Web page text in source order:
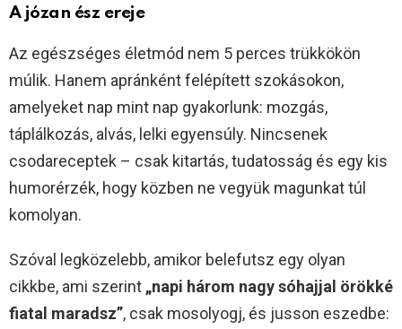
A józan ész ereje
Az egészséges életmód nem 5 perces trükkökön
múlik. Hanem apránként felépített szokásokon,
amelyeket nap mint nap gyakorlunk: mozgás,
táplálkozás, alvás, lelki egyensúly. Nincsenek
csodareceptek – csak kitartás, tudatosság és egy kis
humorérzék, hogy közben ne vegyük magunkat túl
komolyan.
Szóval legközelebb, amikor belefutsz egy olyan
cikkbe, ami szerint „napi három nagy sóhajjal örökké
fiatal maradsz”, csak mosolyogj, és jusson eszedbe: